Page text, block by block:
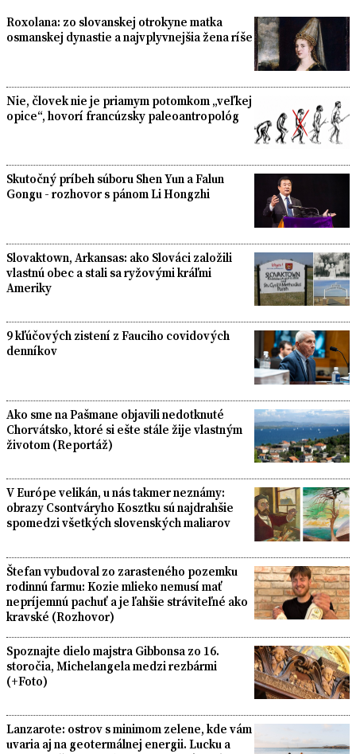
Roxolana: zo slovanskej otrokyne matka
osmanskej dynastie a najvplyvnejšia žena ríše
Nie, človek nie je priamym potomkom „veľkej
opice“, hovorí francúzsky paleoantropológ
Skutočný príbeh súboru Shen Yun a Falun
Gongu - rozhovor s pánom Li Hongzhi
Slovaktown, Arkansas: ako Slováci založili
vlastnú obec a stali sa ryžovými kráľmi
Ameriky
9 kľúčových zistení z Fauciho covidových
denníkov
Ako sme na Pašmane objavili nedotknuté
Chorvátsko, ktoré si ešte stále žije vlastným
životom (Reportáž)
V Európe velikán, u nás takmer neznámy:
obrazy Csontváryho Kosztku sú najdrahšie
spomedzi všetkých slovenských maliarov
Štefan vybudoval zo zarasteného pozemku
rodinnú farmu: Kozie mlieko nemusí mať
nepríjemnú pachuť a je ľahšie stráviteľné ako
kravské (Rozhovor)
Spoznajte dielo majstra Gibbonsa zo 16.
storočia, Michelangela medzi rezbármi
(+Foto)
Lanzarote: ostrov s minimom zelene, kde vám
uvaria aj na geotermálnej energii. Lucku a